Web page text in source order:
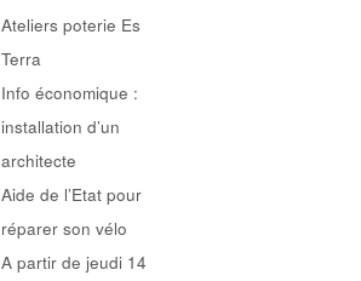
Ateliers poterie Es
Terra
Info économique :
installation d’un
architecte
Aide de l’Etat pour
réparer son vélo
A partir de jeudi 14